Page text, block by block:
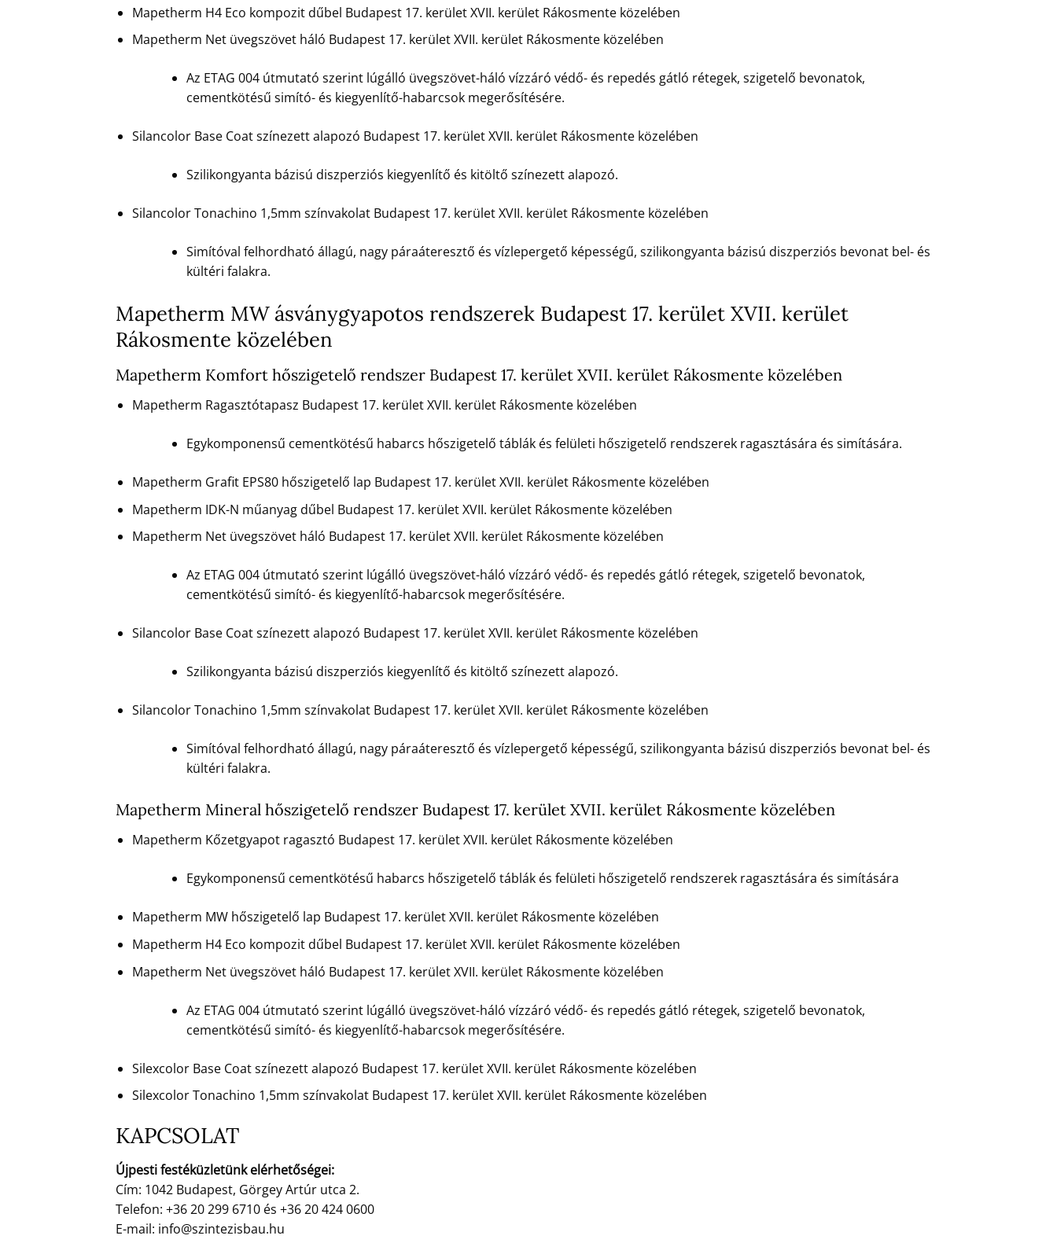
Mapetherm H4 Eco kompozit dűbel Budapest 17. kerület XVII. kerület Rákosmente közelében
Mapetherm Net üvegszövet háló Budapest 17. kerület XVII. kerület Rákosmente közelében
Az ETAG 004 útmutató szerint lúgálló üvegszövet-háló vízzáró védő- és repedés gátló rétegek, szigetelő bevonatok,
cementkötésű simító- és kiegyenlítő-habarcsok megerősítésére.
Silancolor Base Coat színezett alapozó Budapest 17. kerület XVII. kerület Rákosmente közelében
Szilikongyanta bázisú diszperziós kiegyenlítő és kitöltő színezett alapozó.
Silancolor Tonachino 1,5mm színvakolat Budapest 17. kerület XVII. kerület Rákosmente közelében
Simítóval felhordható állagú, nagy páraáteresztő és vízlepergető képességű, szilikongyanta bázisú diszperziós bevonat bel- és
kültéri falakra.
Mapetherm MW ásványgyapotos rendszerek Budapest 17. kerület XVII. kerület
Rákosmente közelében
Mapetherm Komfort hőszigetelő rendszer Budapest 17. kerület XVII. kerület Rákosmente közelében
Mapetherm Ragasztótapasz Budapest 17. kerület XVII. kerület Rákosmente közelében
Egykomponensű cementkötésű habarcs hőszigetelő táblák és felületi hőszigetelő rendszerek ragasztására és simítására.
Mapetherm Grafit EPS80 hőszigetelő lap Budapest 17. kerület XVII. kerület Rákosmente közelében
Mapetherm IDK-N műanyag dűbel Budapest 17. kerület XVII. kerület Rákosmente közelében
Mapetherm Net üvegszövet háló Budapest 17. kerület XVII. kerület Rákosmente közelében
Az ETAG 004 útmutató szerint lúgálló üvegszövet-háló vízzáró védő- és repedés gátló rétegek, szigetelő bevonatok,
cementkötésű simító- és kiegyenlítő-habarcsok megerősítésére.
Silancolor Base Coat színezett alapozó Budapest 17. kerület XVII. kerület Rákosmente közelében
Szilikongyanta bázisú diszperziós kiegyenlítő és kitöltő színezett alapozó.
Silancolor Tonachino 1,5mm színvakolat Budapest 17. kerület XVII. kerület Rákosmente közelében
Simítóval felhordható állagú, nagy páraáteresztő és vízlepergető képességű, szilikongyanta bázisú diszperziós bevonat bel- és
kültéri falakra.
Mapetherm Mineral hőszigetelő rendszer Budapest 17. kerület XVII. kerület Rákosmente közelében
Mapetherm Kőzetgyapot ragasztó Budapest 17. kerület XVII. kerület Rákosmente közelében
Egykomponensű cementkötésű habarcs hőszigetelő táblák és felületi hőszigetelő rendszerek ragasztására és simítására
Mapetherm MW hőszigetelő lap Budapest 17. kerület XVII. kerület Rákosmente közelében
Mapetherm H4 Eco kompozit dűbel Budapest 17. kerület XVII. kerület Rákosmente közelében
Mapetherm Net üvegszövet háló Budapest 17. kerület XVII. kerület Rákosmente közelében
Az ETAG 004 útmutató szerint lúgálló üvegszövet-háló vízzáró védő- és repedés gátló rétegek, szigetelő bevonatok,
cementkötésű simító- és kiegyenlítő-habarcsok megerősítésére.
Silexcolor Base Coat színezett alapozó Budapest 17. kerület XVII. kerület Rákosmente közelében
Silexcolor Tonachino 1,5mm színvakolat Budapest 17. kerület XVII. kerület Rákosmente közelében
KAPCSOLAT
Újpesti festéküzletünk elérhetőségei:
Cím: 1042 Budapest, Görgey Artúr utca 2.
Telefon: +36 20 299 6710 és +36 20 424 0600
E-mail: info@szintezisbau.hu